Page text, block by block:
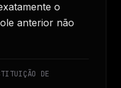
o
anterior não
DE